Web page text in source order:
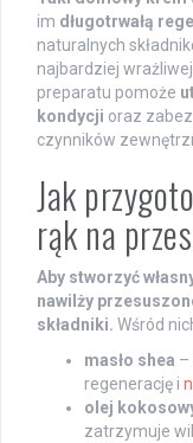
im długotrwałą
naturalnych
najbardziej
preparatu pomoże
kondycji oraz
czynników
Jak
rąk na
Aby stworzyć
nawilży
składniki. Wśród
masło shea –
regenerację i
olej
zatrzymuje